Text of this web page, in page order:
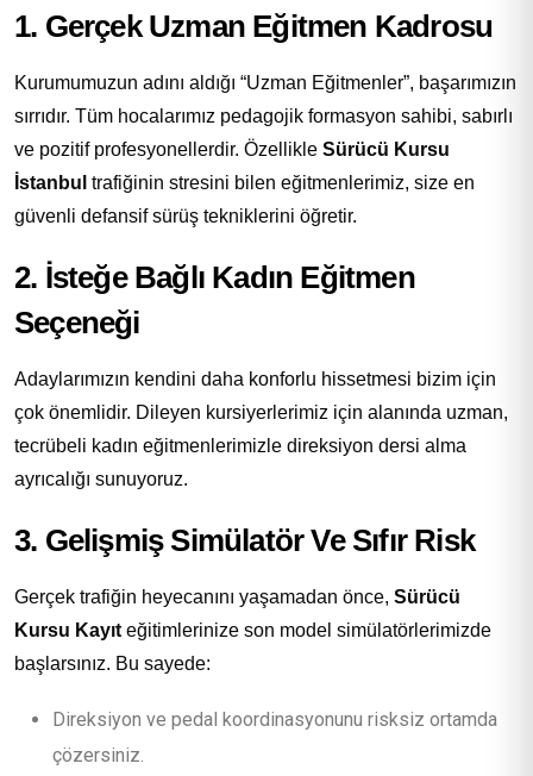
1. Gerçek Uzman Eğitmen Kadrosu
Kurumumuzun adını aldığı “Uzman Eğitmenler”, başarımızın
sırrıdır. Tüm hocalarımız pedagojik formasyon sahibi, sabırlı
ve pozitif profesyonellerdir. Özellikle Sürücü Kursu
İstanbul trafiğinin stresini bilen eğitmenlerimiz, size en
güvenli defansif sürüş tekniklerini öğretir.
2. İsteğe Bağlı Kadın Eğitmen
Seçeneği
Adaylarımızın kendini daha konforlu hissetmesi bizim için
çok önemlidir. Dileyen kursiyerlerimiz için alanında uzman,
tecrübeli kadın eğitmenlerimizle direksiyon dersi alma
ayrıcalığı sunuyoruz.
3. Gelişmiş Simülatör Ve Sıfır Risk
Gerçek trafiğin heyecanını yaşamadan önce, Sürücü
Kursu Kayıt eğitimlerinize son model simülatörlerimizde
başlarsınız. Bu sayede:
Direksiyon ve pedal koordinasyonunu risksiz ortamda
çözersiniz.